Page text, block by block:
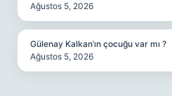
Ağustos 5, 2026
Gülenay Kalkan’ın çocuğu var mı ?
Ağustos 5, 2026